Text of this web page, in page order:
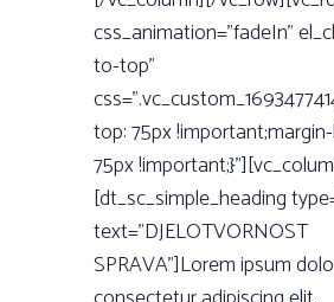
css_animation=”fadeIn”
to-top”
top: 75px
75px
[dt_sc_simple_heading
text=”DJELOTVORNOST
SPRAVA”]Lorem ipsum